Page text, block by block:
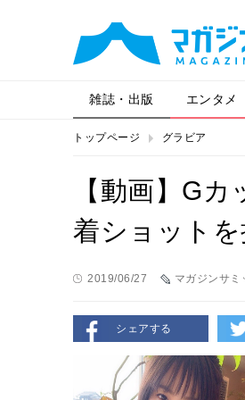
雑誌・出版 エンタメ
トップページ グラビア
【動画】G
着ショットを
2019/06/27 マガジンサミ
シェアする